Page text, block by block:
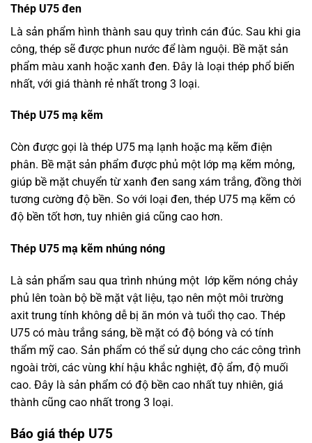
Thép U75 đen
Là sản phẩm hình thành sau quy trình cán đúc. Sau khi gia
công, thép sẽ được phun nước để làm nguội. Bề mặt sản
phẩm màu xanh hoặc xanh đen. Đây là loại thép phổ biến
nhất, với giá thành rẻ nhất trong 3 loại.
Thép U75 mạ kẽm
Còn được gọi là thép U75 mạ lạnh hoặc mạ kẽm điện
phân. Bề mặt sản phẩm được phủ một lớp mạ kẽm mỏng,
giúp bề mặt chuyển từ xanh đen sang xám trắng, đồng thời
tương cường độ bền. So với loại đen, thép U75 mạ kẽm có
độ bền tốt hơn, tuy nhiên giá cũng cao hơn.
Thép U75 mạ kẽm nhúng nóng
Là sản phẩm sau qua trình nhúng một lớp kẽm nóng chảy
phủ lên toàn bộ bề mặt vật liệu, tạo nên một môi trường
axit trung tính không dễ bị ăn món và tuổi thọ cao. Thép
U75 có màu trắng sáng, bề mặt có độ bóng và có tính
thẩm mỹ cao. Sản phẩm có thể sử dụng cho các công trình
ngoài trời, các vùng khí hậu khắc nghiệt, độ ẩm, độ muối
cao. Đây là sản phẩm có độ bền cao nhất tuy nhiên, giá
thành cũng cao nhất trong 3 loại.
Báo giá thép U75